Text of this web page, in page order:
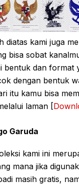
diatas kami juga
bisa sobat
bentuk dan format
dengan bentuk
itu kamu bisa
laman [
Garuda
kami ini
mana jika
masih gratis,